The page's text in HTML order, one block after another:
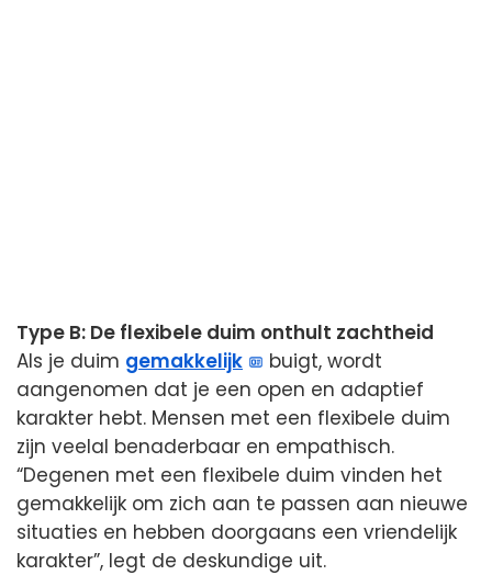
Type B: De flexibele duim onthult zachtheid
Als je duim gemakkelijk
buigt, wordt
aangenomen dat je een open en adaptief
karakter hebt. Mensen met een flexibele duim
zijn veelal benaderbaar en empathisch.
“Degenen met een flexibele duim vinden het
gemakkelijk om zich aan te passen aan nieuwe
situaties en hebben doorgaans een vriendelijk
karakter”, legt de deskundige uit.